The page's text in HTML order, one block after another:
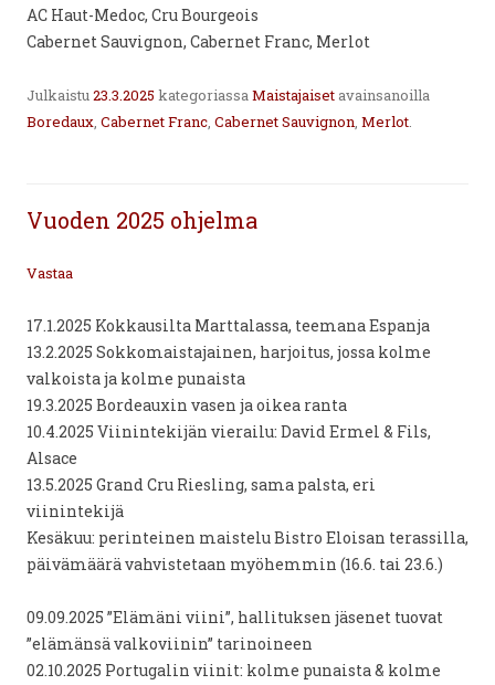
AC Haut-Medoc, Cru Bourgeois
Cabernet Sauvignon, Cabernet Franc, Merlot
Julkaistu23.3.2025 kategoriassaMaistajaiset avainsanoilla
Boredaux, Cabernet Franc, Cabernet Sauvignon, Merlot.
Vuoden 2025 ohjelma
Vastaa
17.1.2025 Kokkausilta Marttalassa, teemana Espanja
13.2.2025 Sokkomaistajainen, harjoitus, jossa kolme
valkoista ja kolme punaista
19.3.2025 Bordeauxin vasen ja oikea ranta
10.4.2025 Viinintekijän vierailu: David Ermel & Fils,
Alsace
13.5.2025 Grand Cru Riesling, sama palsta, eri
viinintekijä
Kesäkuu: perinteinen maistelu Bistro Eloisan terassilla,
päivämäärä vahvistetaan myöhemmin (16.6. tai 23.6.)
09.09.2025 ”Elämäni viini”, hallituksen jäsenet tuovat
”elämänsä valkoviinin” tarinoineen
02.10.2025 Portugalin viinit: kolme punaista & kolme